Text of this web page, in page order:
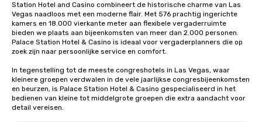
Station Hotel and Casino combineert de historische charme van Las
Vegas naadloos met een moderne flair. Met 576 prachtig ingerichte
kamers en 18.000 vierkante meter aan flexibele vergaderruimte
bieden we plaats aan bijeenkomsten van meer dan 2.000 personen.
Palace Station Hotel & Casino is ideaal voor vergaderplanners die op
zoek zijn naar persoonlijke service en comfort.
In tegenstelling tot de meeste congreshotels in Las Vegas, waar
kleinere groepen verdwalen in de vele jaarlijkse congresbijeenkomsten
en beurzen, is Palace Station Hotel & Casino gespecialiseerd in het
bedienen van kleine tot middelgrote groepen die extra aandacht voor
detail vereisen.